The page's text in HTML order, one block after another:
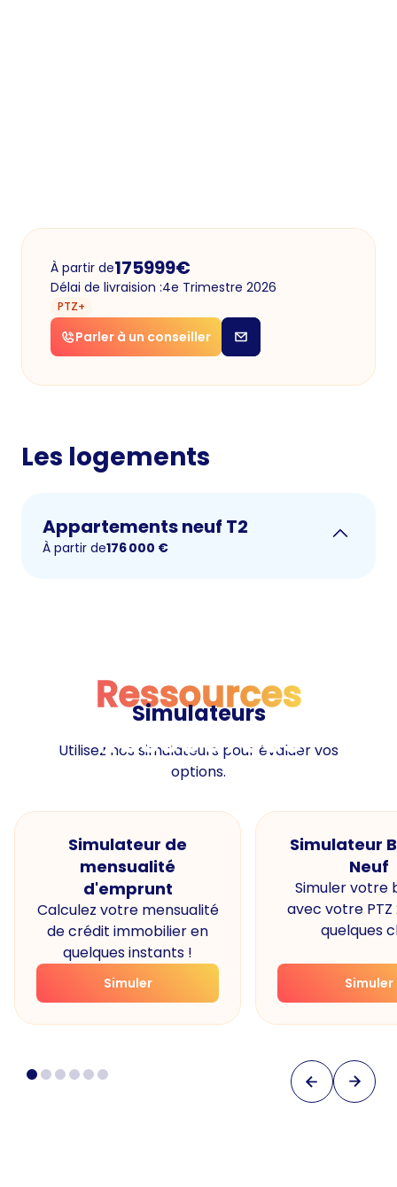
À partir de175999€
Délai de livraision :4e Trimestre 2026
PTZ+
Parler à un conseiller
Les logements
Appartements neuf T2
À partir de176 000 €
Ressources
Ressources
Simulateurs
Utilisez nos simulateurs pour évaluer vos
options.
Simulateur de
mensualité
d'emprunt
Calculez votre mensualité
de crédit immobilier en
quelques instants !
Simuler
Simulateur
Neuf
Simuler votre
avec votre PTZ
quelques
Simuler